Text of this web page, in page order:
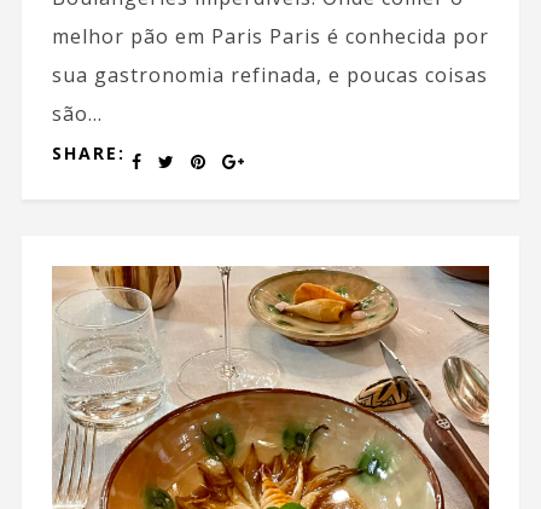
melhor pão em Paris Paris é conhecida por
sua gastronomia refinada, e poucas coisas
são...
SHARE: